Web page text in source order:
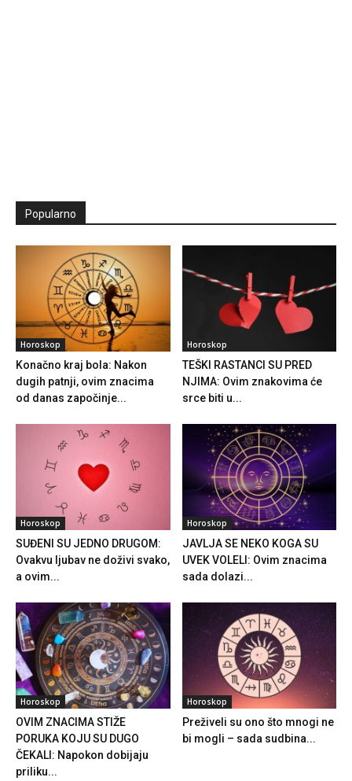
Popularno
Horoskop
Konačno kraj bola: Nakon
dugih patnji, ovim znacima
od danas započinje...
Horoskop
TEŠKI RASTANCI SU PRED
NJIMA: Ovim znakovima će
srce biti u...
Horoskop
SUĐENI SU JEDNO DRUGOM:
Ovakvu ljubav ne doživi svako,
a ovim...
Horoskop
JAVLJA SE NEKO KOGA SU
UVEK VOLELI: Ovim znacima
sada dolazi...
Horoskop
OVIM ZNACIMA STIŽE
PORUKA KOJU SU DUGO
ČEKALI: Napokon dobijaju
priliku...
Horoskop
Preživeli su ono što mnogi ne
bi mogli – sada sudbina...